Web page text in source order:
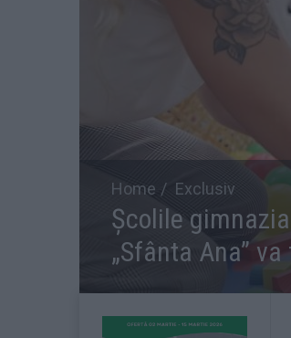
Home Exclusiv
Școlile
„Sfânta Ana”